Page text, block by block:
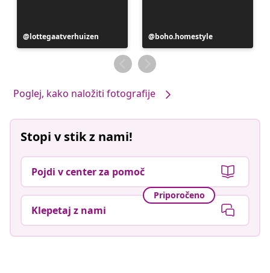
Objavo
je
lottegaatverhuizen
Objavo
je
objavil
boho.homestyle
Poglej, kako naložiti fotografije
Stopi v stik z nami!
Pojdi v center za pomoč
Priporočeno
Klepetaj z nami